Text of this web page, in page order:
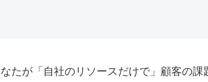
たが「自社のリソースだけで」顧客の課